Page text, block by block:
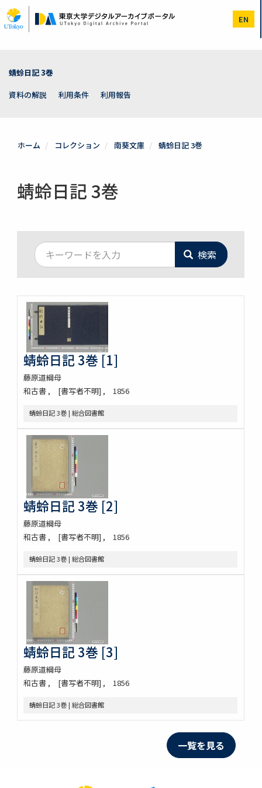
イ
ン
EN
蜻蛉日記 3巻
資料の解説
利用条件 利用報告
ホーム コレクション 南葵文庫 蜻蛉日記 3巻
蜻蛉日記 3巻
検索
蜻蛉日記 3巻 [1]
藤原道綱母
和古書
[書写者不明] 1856
蜻蛉日記 3巻 | 総合図書館
蜻蛉日記 3巻 [2]
藤原道綱母
和古書
[書写者不明] 1856
蜻蛉日記 3巻 | 総合図書館
蜻蛉日記 3巻 [3]
藤原道綱母
和古書
[書写者不明] 1856
蜻蛉日記 3巻 | 総合図書館
一覧を見る